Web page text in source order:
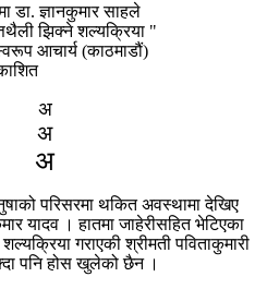
डा. ज्ञानकुमार साहले
झिक्ने शल्यक्रिया "
आचार्य (काठमाडौं)
अ
अ
अ
परिसरमा थकित अवस्थामा देखिए
यादव । हातमा जाहेरीसहित भेटिएका
गराएकी श्रीमती पविताकुमारी
पनि होस खुलेको छैन ।